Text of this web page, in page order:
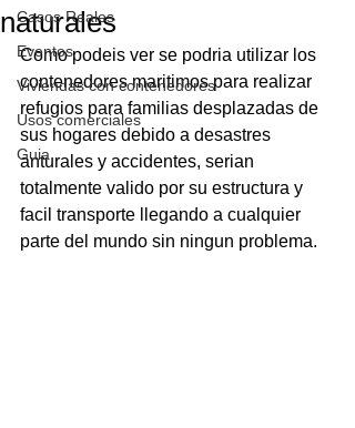
Casos Reales
Eventos
Viviendas con contenedores
Usos comerciales
Guia
naturales
Como podeis ver se podria utilizar los
contenedores maritimos para realizar
refugios para familias desplazadas de
sus hogares debido a desastres
anturales y accidentes, serian
totalmente valido por su estructura y
facil transporte llegando a cualquier
parte del mundo sin ningun problema.